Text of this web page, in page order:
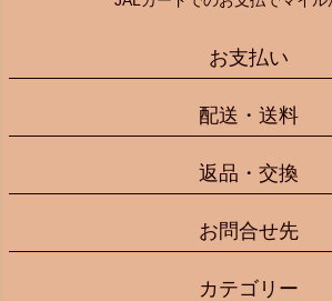
お支払い
配送・送料
返品・交換
お問合せ先
カテゴリー